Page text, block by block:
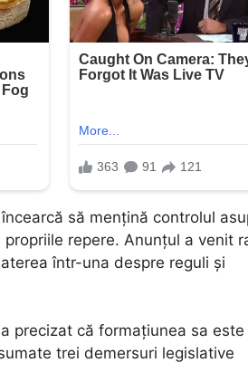
să mențină controlul
repere. Anunțul a venit
într-una despre reguli și
precizat că formațiunea sa este
trei demersuri legislative